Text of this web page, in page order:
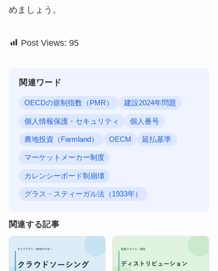
めましょう。
Post Views: 95
関連ワード
OECDの規制指数（PMR） 建設2024年問題
個人情報保護・セキュリティ 個人番号
農地投資（Farmland） OECM 延払基準
マーケットメーカー制度
カレンシーボード制崩壊
グラス・スティーガル法（1933年）
関連する記事